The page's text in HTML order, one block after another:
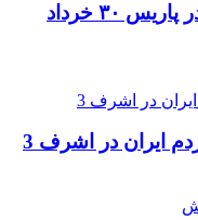
تصاویر جدید از تظاهرات ایرانیان در پاریس ۳۰ خرداد
ایران در اشرف 3